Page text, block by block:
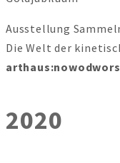
Ausstellung
Die Welt der
2020